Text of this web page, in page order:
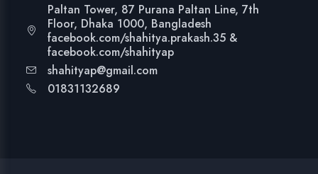
Paltan Tower, 87 Purana Paltan Line, 7th
Floor, Dhaka 1000, Bangladesh
facebook.com/shahitya.prakash.35 &
facebook.com/shahityap
shahityap@gmail.com
01831132689